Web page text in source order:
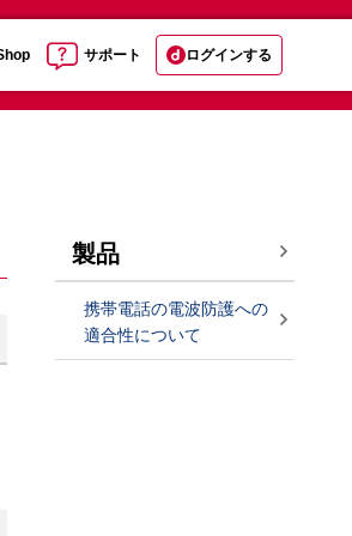
サポート ログインする
製品
携帯電話の電波防護への
適合性について